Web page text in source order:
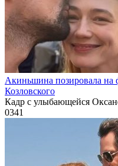
Акиньшина позировала
Козловского
Кадр с улыбающейся
0341